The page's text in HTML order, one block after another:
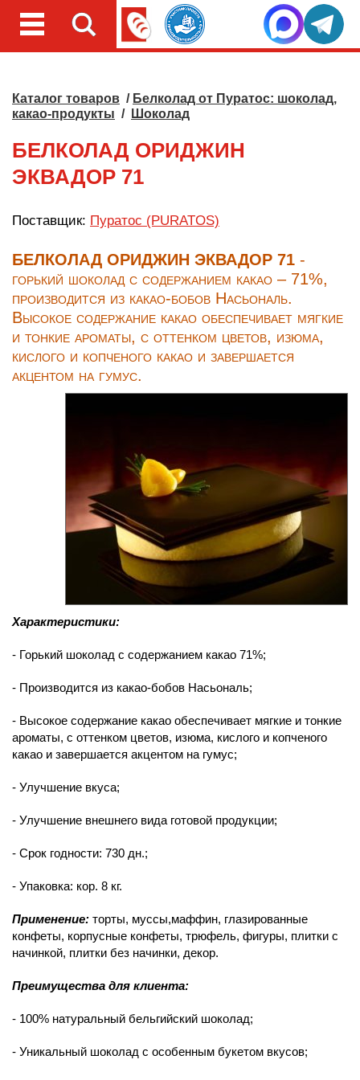
Каталог товаров / Белколад от Пуратос: шоколад,
какао-продукты / Шоколад
БЕЛКОЛАД ОРИДЖИН
ЭКВАДОР 71
Поставщик: Пуратос (PURATOS)
БЕЛКОЛАД ОРИДЖИН ЭКВАДОР 71 -
горький шоколад с содержанием какао – 71%,
производится из какао-бобов Насьональ.
Высокое содержание какао обеспечивает мягкие
и тонкие ароматы, с оттенком цветов, изюма,
кислого и копченого какао и завершается
акцентом на гумус.
Характеристики:
- Горький шоколад с содержанием какао 71%;
- Производится из какао-бобов Насьональ;
- Высокое содержание какао обеспечивает мягкие и тонкие
ароматы, с оттенком цветов, изюма, кислого и копченого
какао и завершается акцентом на гумус;
- Улучшение вкуса;
- Улучшение внешнего вида готовой продукции;
- Срок годности: 730 дн.;
- Упаковка: кор. 8 кг.
Применение: торты, муссы,маффин, глазированные
конфеты, корпусные конфеты, трюфель, фигуры, плитки с
начинкой, плитки без начинки, декор.
Преимущества для клиента:
- 100% натуральный бельгийский шоколад;
- Уникальный шоколад с особенным букетом вкусов;